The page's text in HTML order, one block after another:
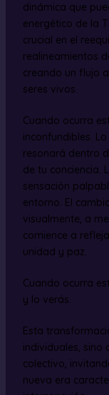
dinámica que
energético de la
crucial en el
realineamientos
creando un flujo
seres vivos.
Cuando ocurra
inconfundibles.
resonará dentro
de tu conciencia.
sensación
entorno. El
visualmente, a
comience a
unidad y paz.
Cuando ocurra
y lo verás.
Esta
individuales, sino
colectivo,
nueva era